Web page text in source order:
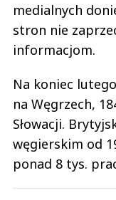
medialnych
stron nie
informacjom.
Na koniec
na Węgrzech,
Słowacji.
węgierskim od
ponad 8 tys.